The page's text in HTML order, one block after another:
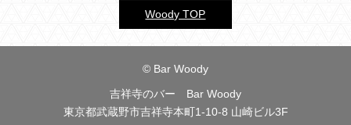
Woody TOP
© Bar Woody
吉祥寺のバー Bar Woody
東京都武蔵野市吉祥寺本町1-10-8 山崎ビル3F